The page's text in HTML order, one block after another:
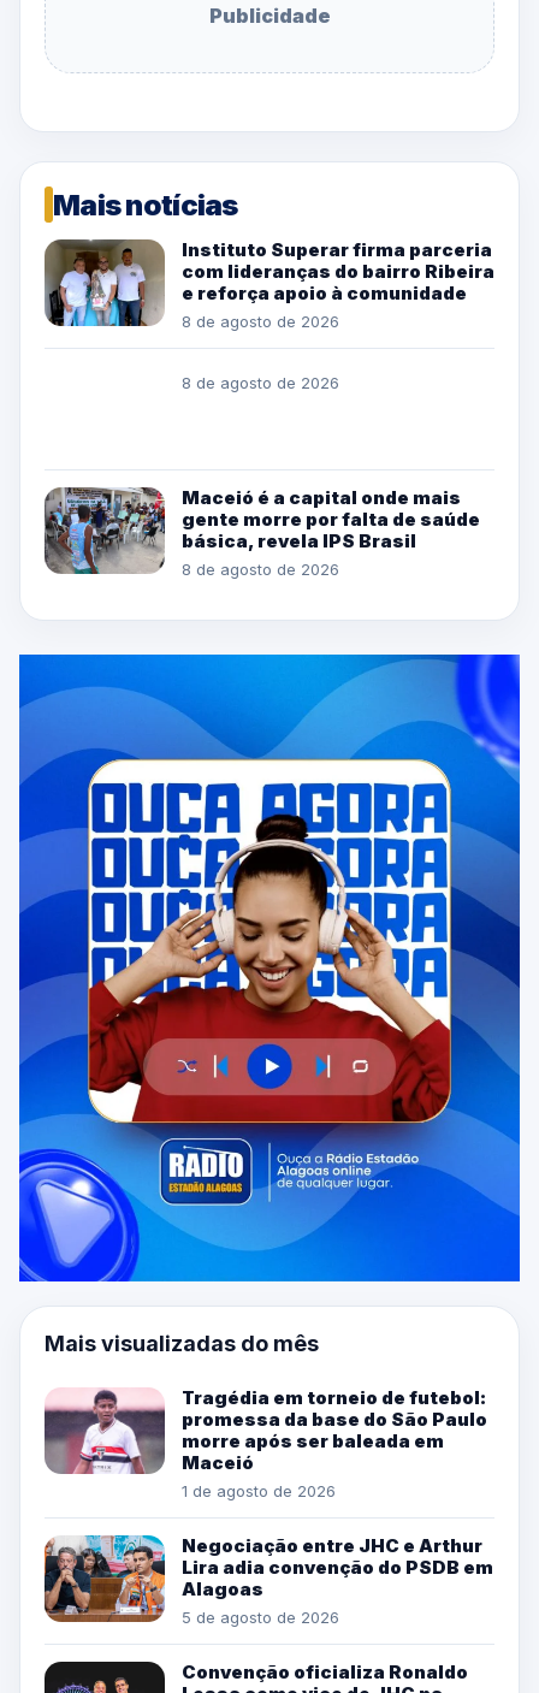
Publicidade
Mais notícias
Instituto Superar firma parceria
com lideranças do bairro Ribeira
e reforça apoio à comunidade
8 de agosto de 2026
8 de agosto de 2026
Maceió é a capital onde mais
gente morre por falta de saúde
básica, revela IPS Brasil
8 de agosto de 2026
Mais visualizadas do mês
Tragédia em torneio de futebol:
promessa da base do São Paulo
morre após ser baleada em
Maceió
1 de agosto de 2026
Negociação entre JHC e Arthur
Lira adia convenção do PSDB em
Alagoas
5 de agosto de 2026
Convenção oficializa Ronaldo